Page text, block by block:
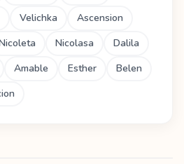
Velichka
Ascension
Nicolasa
Dalila
Amable Esther
Belen